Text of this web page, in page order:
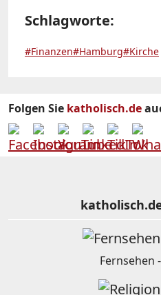
Schlagworte:
#Finanzen#Hamburg#Kirche
Folgen Sie katholisch.de
Fernsehen